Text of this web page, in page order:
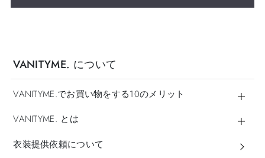
VANITYME. について
VANITYME.でお買い物をする10のメリット
VANITYME. とは
衣装提供依頼について